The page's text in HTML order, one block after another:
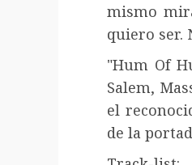
mismo
quiero ser.
"Hum Of
Salem,
el
de la